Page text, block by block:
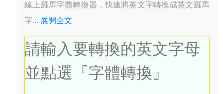
線上羅馬字體轉換器，快速將英文字轉換成英文羅馬
字... 展開全文